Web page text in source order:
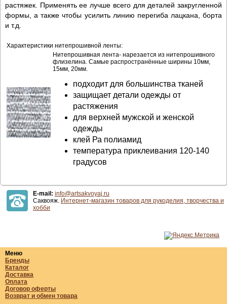
растяжек. Применять ее лучше всего для деталей закругленной
формы, а также чтобы усилить линию перегиба лацкана, борта
и т.д.
Характеристики нитепрошивной ленты:
Нитепрошивная лента- нарезается из нитепрошивного
флизелина. Самые распространённые ширины 10мм,
15мм, 20мм.
подходит для большинства тканей
защищает детали одежды от
растяжения
для верхней мужской и женской
одежды
клей Ра полиамид
температура приклеивания 120-140
градусов
E-mail: info@artsakvoyaj.ru
Саквояж. Интернет-магазин товаров для рукоделия, творчества и
хобби
Меню
Бренды
Каталог
Доставка
Оплата
Договор оферты
Возврат и обмен товара